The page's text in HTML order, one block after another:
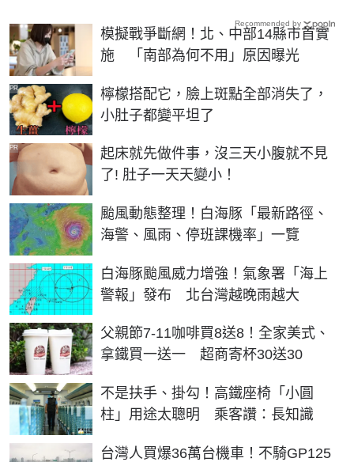
模擬戰爭斷網！北、中部14縣市首實
施 「南部為何不用」原因曝光
檸檬搭配它，臉上斑點全部消失了，
小肚子都變平坦了
PR
起床就先做件事，沒三天小腹就不見
了! 肚子一天天變小！
PR
颱風動態整理！白海豚「最新路徑、
海警、風雨、停班課機率」一覽
白海豚颱風威力增強！氣象署「海上
警報」發布 北台灣越晚雨越大
父親節7-11咖啡買8送8！全家美式、
拿鐵買一送一 超商寄杯30送30
不是扶手、掛勾！高鐵座椅「小圓
柱」用途太聰明 乘客讚：長知識
台灣人買爆36萬台機車！不騎GP125
Recommended by